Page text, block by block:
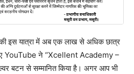
इस यात्रा में अब एक लाख से अधिक छात्र
YouTube ने “Xcellent Academy –
बटन से सम्मानित किया है। अगर आप भी